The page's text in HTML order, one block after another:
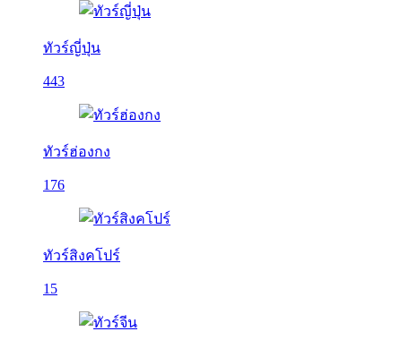
ทัวร์ญี่ปุ่น
443
ทัวร์ฮ่องกง
176
ทัวร์สิงคโปร์
15